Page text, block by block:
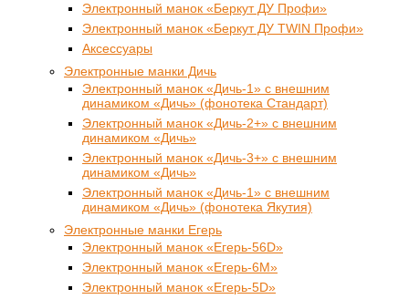
Электронный манок «Беркут ДУ Профи»
Электронный манок «Беркут ДУ TWIN Профи»
Аксессуары
Электронные манки Дичь
Электронный манок «Дичь-1» с внешним
динамиком «Дичь» (фонотека Стандарт)
Электронный манок «Дичь-2+» с внешним
динамиком «Дичь»
Электронный манок «Дичь-3+» с внешним
динамиком «Дичь»
Электронный манок «Дичь-1» с внешним
динамиком «Дичь» (фонотека Якутия)
Электронные манки Егерь
Электронный манок «Егерь-56D»
Электронный манок «Егерь-6М»
Электронный манок «Егерь-5D»